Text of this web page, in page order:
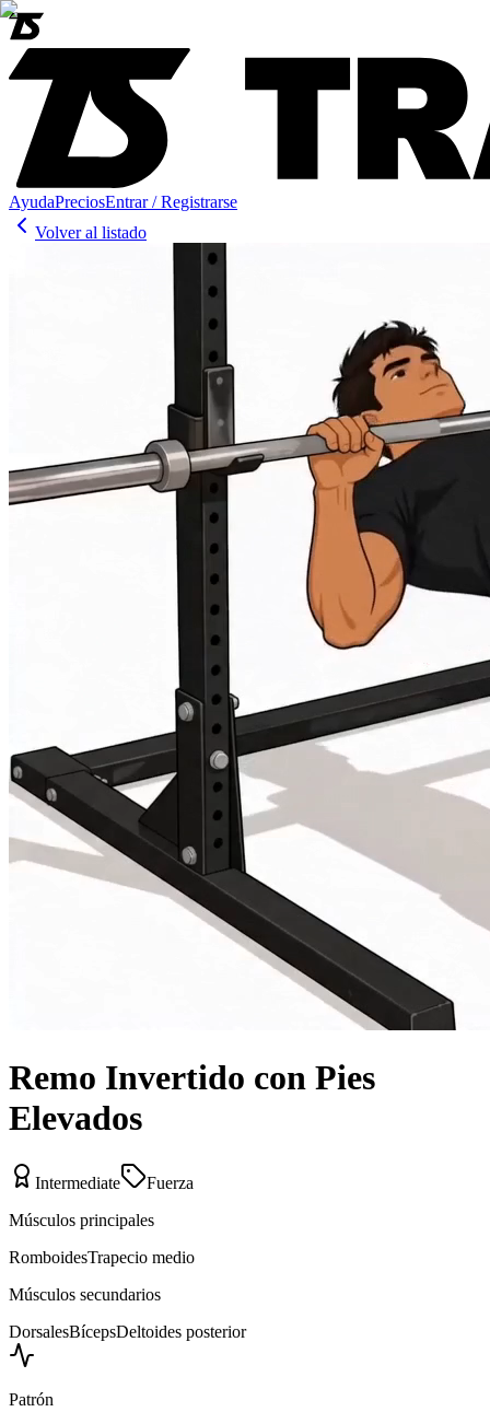
AyudaPreciosEntrar / Registrarse
Volver al listado
Remo Invertido con Pies
Elevados
Intermediate
Fuerza
Músculos principales
RomboidesTrapecio medio
Músculos secundarios
DorsalesBícepsDeltoides posterior
Patrón